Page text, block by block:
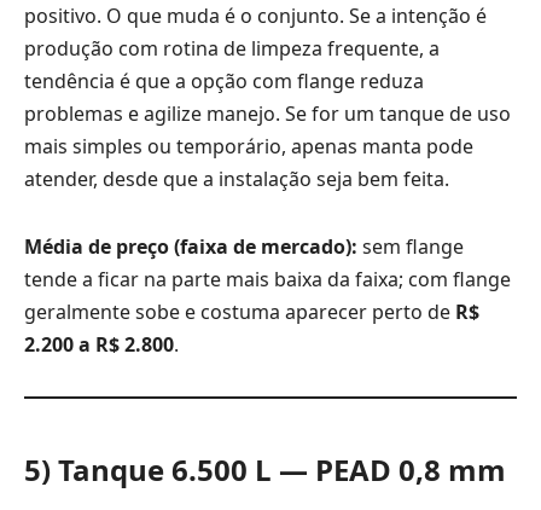
positivo. O que muda é o conjunto. Se a intenção é
produção com rotina de limpeza frequente, a
tendência é que a opção com flange reduza
problemas e agilize manejo. Se for um tanque de uso
mais simples ou temporário, apenas manta pode
atender, desde que a instalação seja bem feita.
Média de preço (faixa de mercado): sem flange
tende a ficar na parte mais baixa da faixa; com flange
geralmente sobe e costuma aparecer perto de R$
2.200 a R$ 2.800.
5) Tanque 6.500 L — PEAD 0,8 mm